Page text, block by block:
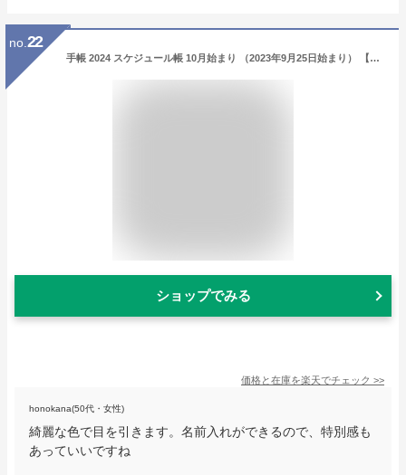
no. 22
手帳 2024 スケジュール帳 10月始まり （2023年9月25日始まり） 【名入れ 無料】 ハイタイド スクエア バーチカル レプレ ウィークリー 週間 メール便送料無料 大人かわいい 文具女子 おうち時間
ショップでみる
価格と在庫を楽天でチェック >>
honokana(50代・女性)
綺麗な色で目を引きます。名前入れができるので、特別感も
あっていいですね